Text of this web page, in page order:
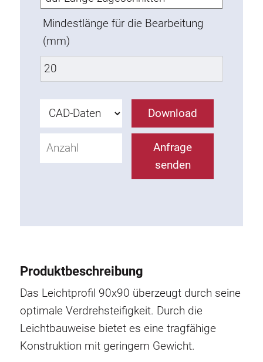
Pneumatik Elemente
Dynamische Elemente
Eckelement
Hubsäulen
Rollbahnsystem
Mindestlänge für die Bearbeitung
(mm)
Download
Anfrage
senden
Produktbeschreibung
Das Leichtprofil 90x90 überzeugt durch seine
optimale Verdrehsteifigkeit. Durch die
Leichtbauweise bietet es eine tragfähige
Konstruktion mit geringem Gewicht.